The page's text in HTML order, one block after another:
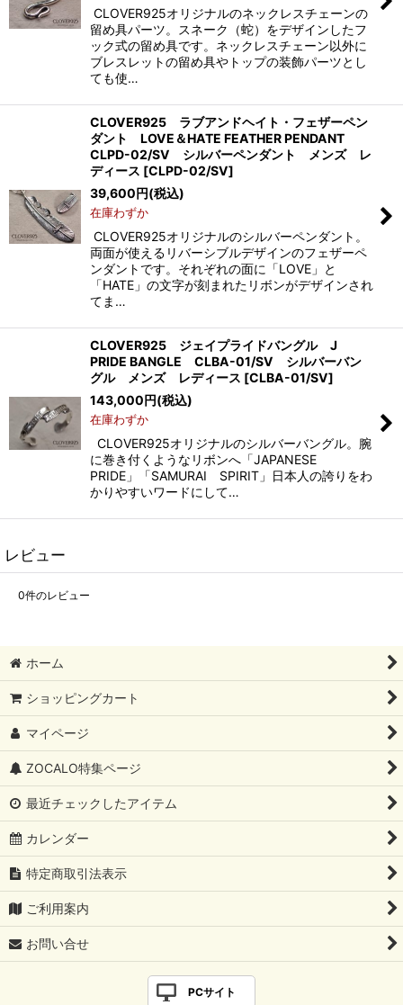
CLOVER925オリジナルのネックレスチェーンの
留め具パーツ。スネーク（蛇）をデザインしたフ
ック式の留め具です。ネックレスチェーン以外に
ブレスレットの留め具やトップの装飾パーツとし
ても使…
CLOVER925 ラブアンドヘイト・フェザーペン
ダント LOVE＆HATE FEATHER PENDANT
CLPD-02/SV シルバーペンダント メンズ レ
ディース [CLPD-02/SV]
39,600円(税込)
在庫わずか
CLOVER925オリジナルのシルバーペンダント。
両面が使えるリバーシブルデザインのフェザーペ
ンダントです。それぞれの面に「LOVE」と
「HATE」の文字が刻まれたリボンがデザインされ
てま…
CLOVER925 ジェイプライドバングル J
PRIDE BANGLE CLBA-01/SV シルバーバン
グル メンズ レディース [CLBA-01/SV]
143,000円(税込)
在庫わずか
CLOVER925オリジナルのシルバーバングル。腕
に巻き付くようなリボンへ「JAPANESE
PRIDE」「SAMURAI SPIRIT」日本人の誇りをわ
かりやすいワードにして…
レビュー
0件のレビュー
ホーム
ショッピングカート
マイページ
ZOCALO特集ページ
最近チェックしたアイテム
カレンダー
特定商取引法表示
ご利用案内
お問い合せ
PCサイト